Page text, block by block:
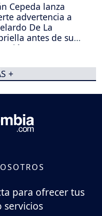
Cepeda lanza
advertencia a
De La
antes de su
+
para ofrecer tus
servicios